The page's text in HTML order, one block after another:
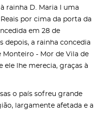
rainha D. Maria I uma
por cima da porta da
em 28 de
depois, a rainha concedia
- Mor de Vila de
ele lhe merecia, graças à
o país sofreu grande
largamente afetada e a